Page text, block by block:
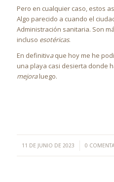
Pero en cualquier caso, estos
Algo parecido a cuando el
Administración sanitaria. Son
incluso esotéricas.
En definitivaque hoy me he
una playa casi desierta donde
mejoraluego.
11 DE JUNIO DE 2023
/ 0 /